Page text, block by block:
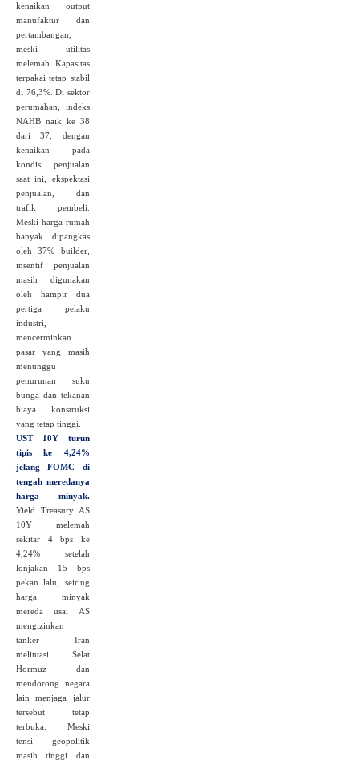
kenaikan output
manufaktur dan
pertambangan,
meski utilitas
melemah. Kapasitas
terpakai tetap stabil
di 76,3%. Di sektor
perumahan, indeks
NAHB naik ke 38
dari 37, dengan
kenaikan pada
kondisi penjualan
saat ini, ekspektasi
penjualan, dan
trafik pembeli.
Meski harga rumah
banyak dipangkas
oleh 37% builder,
insentif penjualan
masih digunakan
oleh hampir dua
pertiga pelaku
industri,
mencerminkan
pasar yang masih
menunggu
penurunan suku
bunga dan tekanan
biaya konstruksi
yang tetap tinggi.
UST 10Y turun
tipis ke 4,24%
jelang FOMC di
tengah meredanya
harga minyak.
Yield Treasury AS
10Y melemah
sekitar 4 bps ke
4,24% setelah
lonjakan 15 bps
pekan lalu, seiring
harga minyak
mereda usai AS
mengizinkan
tanker Iran
melintasi Selat
Hormuz dan
mendorong negara
lain menjaga jalur
tersebut tetap
terbuka. Meski
tensi geopolitik
masih tinggi dan